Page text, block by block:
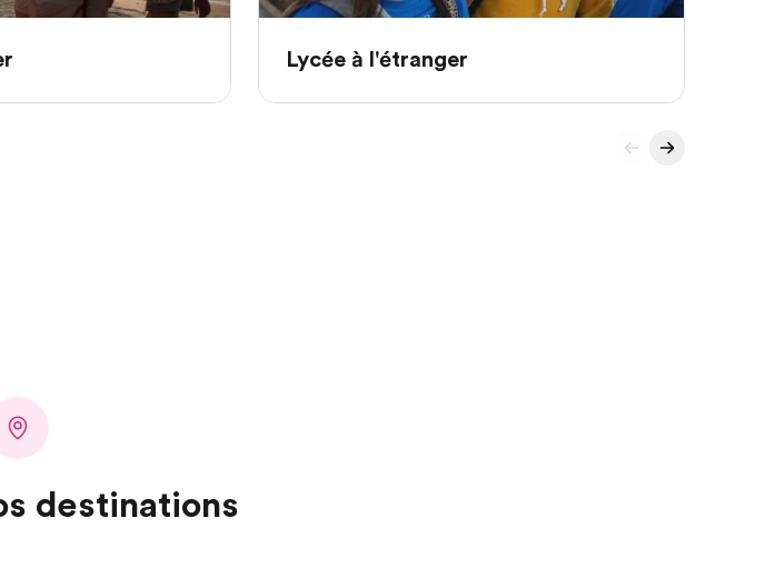
Lycée à l'étranger
destinations